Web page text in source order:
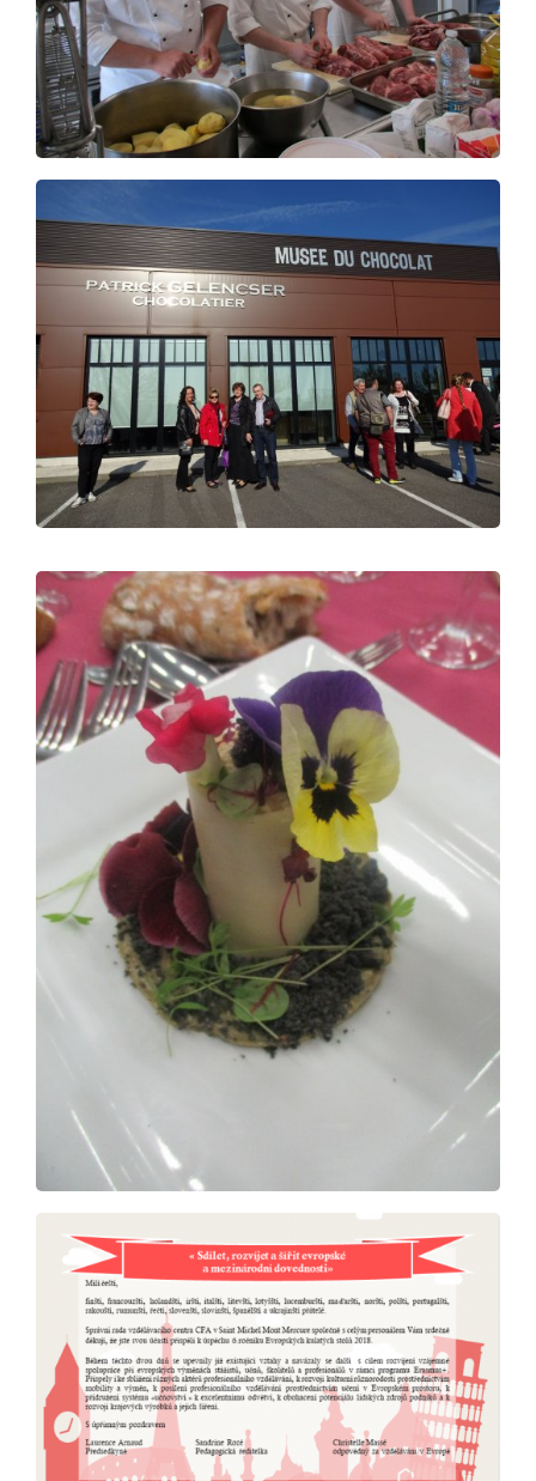
Pro studenty
Pro uchazeče